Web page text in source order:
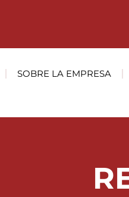
SOBRE LA EMPRESA